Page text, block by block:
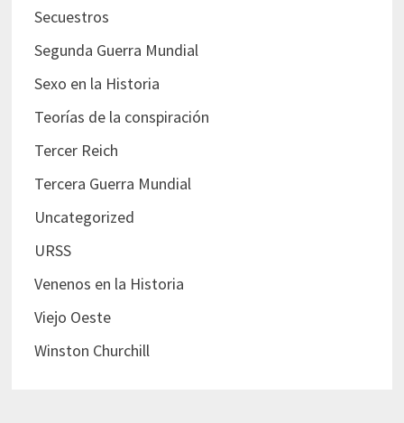
Secuestros
Segunda Guerra Mundial
Sexo en la Historia
Teorías de la conspiración
Tercer Reich
Tercera Guerra Mundial
Uncategorized
URSS
Venenos en la Historia
Viejo Oeste
Winston Churchill